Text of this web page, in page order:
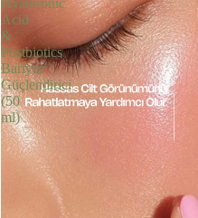
Acid
&
Postbiotics
Bariyer
Güçlendirici
(50
ml)